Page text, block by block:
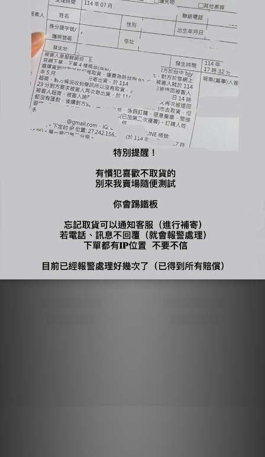
🔍【INSTAGRAM】：bjy_666
🔍【LINE 官方】：@bjy_666
您可能喜歡...